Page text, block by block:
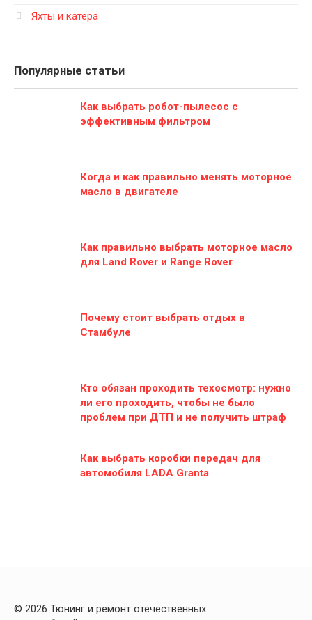
Яхты и катера
Популярные статьи
Как выбрать робот-пылесос с
эффективным фильтром
Когда и как правильно менять моторное
масло в двигателе
Как правильно выбрать моторное масло
для Land Rover и Range Rover
Почему стоит выбрать отдых в
Стамбуле
Кто обязан проходить техосмотр: нужно
ли его проходить, чтобы не было
проблем при ДТП и не получить штраф
Как выбрать коробки передач для
автомобиля LADA Granta
© 2026 Тюнинг и ремонт отечественных